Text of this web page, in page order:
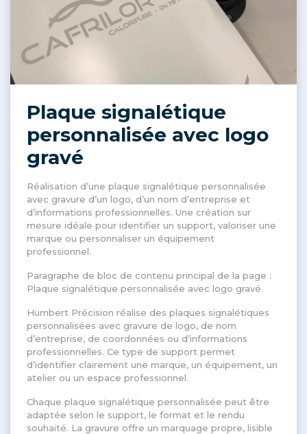
Plaque signalétique
personnalisée avec logo
gravé
Réalisation d’une plaque signalétique personnalisée
avec gravure d’un logo, d’un nom d’entreprise et
d’informations professionnelles. Une création sur
mesure idéale pour identifier un support, valoriser une
marque ou personnaliser un équipement
professionnel.
Paragraphe de bloc de contenu principal de la page :
Plaque signalétique personnalisée avec logo gravé
Humbert Précision réalise des plaques signalétiques
personnalisées avec gravure de logo, de nom
d’entreprise, de coordonnées ou d’informations
professionnelles. Ce type de support permet
d’identifier clairement une marque, un équipement, un
atelier ou un espace professionnel.
Chaque plaque signalétique personnalisée peut être
adaptée selon le support, le format et le rendu
souhaité. La gravure offre un marquage propre, lisible